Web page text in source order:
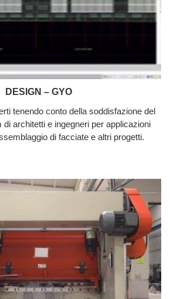
DESIGN – GYO
tenendo conto della soddisfazione del
di architetti e ingegneri per applicazioni
di facciate e altri progetti.